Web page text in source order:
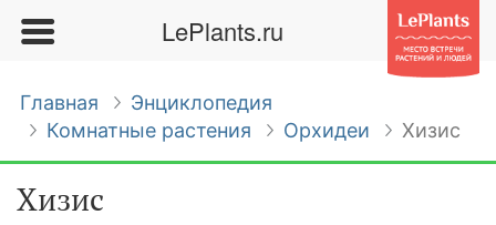
LePlants.ru
Главная
Энциклопедия
Комнатные растения
Орхидеи Хизис
Хизис